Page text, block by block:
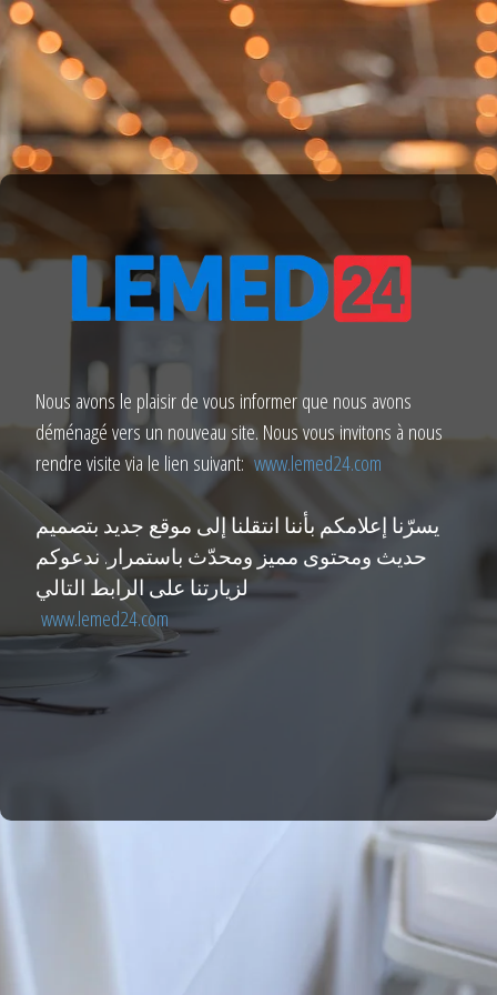
Nous avons le plaisir de vous informer que nous avons
déménagé vers un nouveau site. Nous vous invitons à nous
rendre visite via le lien suivant:www.lemed24.com
يسرّنا إعلامكم بأننا انتقلنا إلى موقع جديد بتصميم
حديث ومحتوى مميز ومحدّث باستمرار. ندعوكم
لزيارتنا على الرابط التالي
www.lemed24.com